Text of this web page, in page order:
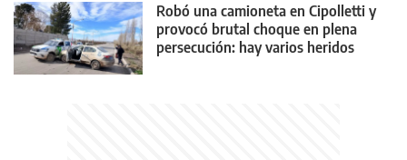
Robó una camioneta en Cipolletti y
provocó brutal choque en plena
persecución: hay varios heridos